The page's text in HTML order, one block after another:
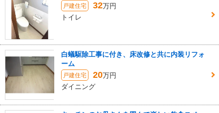
戸建住宅 32万円
トイレ
白蟻駆除工事に付き、床改修と共に内装リフォ
ーム
戸建住宅 20万円
ダイニング